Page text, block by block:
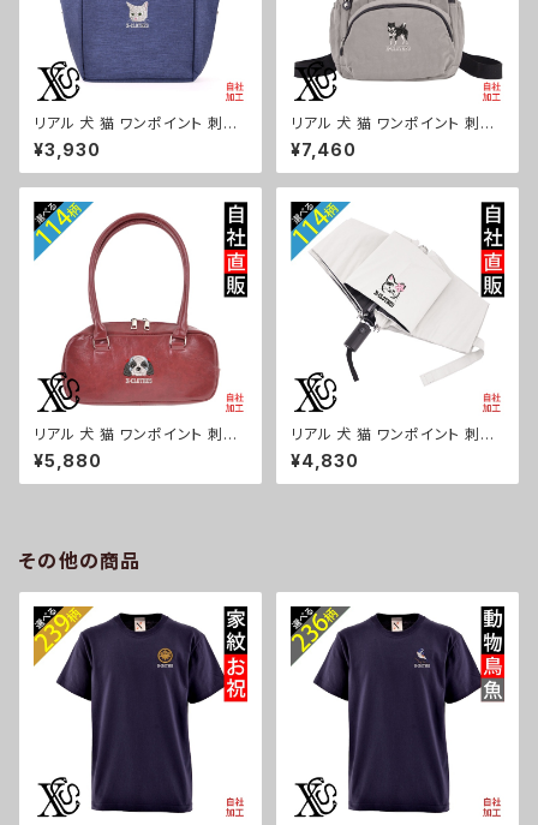
リアル 犬 猫 ワンポイント 刺繍
保冷保温 ランチバッグ 買い物バ
ッグ トートバッグ レディース メ
ンズ おしゃれ 雑貨 グッズ 自社
シーズー シュナウザー パグ ビ
ションフリーゼ ori-a-bg179-
b10-s
¥3,930
リアル 犬 猫 ワンポイント 刺繍
撥水 リュック レディース 大容量
8ポケット ナイロン 軽量 軽い
おしゃれ 雑貨 グッズ 自社ブラン
ー シュナウザー パグ ビションフ
リーゼ ori-a-bg178-b10-s
¥7,460
リアル 犬 猫 ワンポイント 刺繍
上品なシボ感 横長ショルダーバ
ッグ レディース ミニボストン 軽
量 雑貨 グッズ 自社ブランド 柄
¥5,880
リアル 犬 猫 ワンポイント 刺繍
【形状記憶+自動開閉】 折りたた
み傘 レディース メンズ 55cm
晴雨兼用 UVカット99.9％ 一級
¥4,830
その他の商品